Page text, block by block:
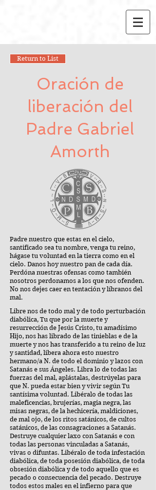
Return to List
Oración de
liberación del
Padre Gabriel
Amorth
Padre nuestro que estas en el cielo,
santificado sea tu nombre, venga tu reino,
hágase tu voluntad en la tierra como en el
cielo. Danos hoy nuestro pan de cada día.
Perdóna nuestras ofensas como también
nosotros perdonamos a los que nos ofenden.
No nos dejes caer en tentación y líbranos del
mal.
Libre nos de todo mal y de todo perturbación
diabólica, Tu que por la muerte y
resurrección de Jesús Cristo, tu amadísimo
Hijo, nos has librado de las tinieblas e de la
muerte y nos has transferido a tu reino de luz
y santidad, libera ahora esto nuestro
hermano/a N. de todo el dominio y lazos con
Satanás e sus Ángeles. Libra lo de todas las
fuerzas del mal, aplástalas, destrúyelas para
que N. pueda estar bien y vivir según Tu
santísima voluntad. Libéralo de todas las
maleficencias, brujerías, magia negra, las
misas negras, de la hechicería, maldiciones,
de mal ojo, de los ritos satánicos, de cultos
satánicos, de las consagraciones a Satanás.
Destruye cualquier laxo con Satanás e con
todas las personas vinculadas a Satanás,
vivas o difuntas. Libéralo de toda infestación
diabólica, de toda posesión diabólica, de toda
obsesión diabólica y de todo aquello que es
pecado o consecuencia del pecado. Destruye
todos estos males en el infierno para que